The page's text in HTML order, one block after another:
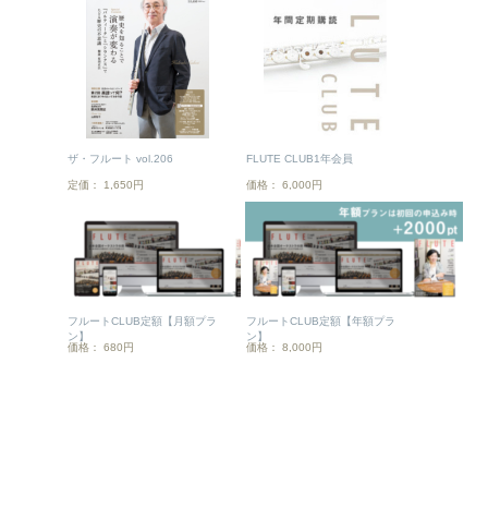
ザ・フルート vol.206
定価： 1,650円
FLUTE CLUB1年会員
価格： 6,000円
フルートCLUB定額【月額プラ
ン】
価格： 680円
フルートCLUB定額【年額プラ
ン】
価格： 8,000円